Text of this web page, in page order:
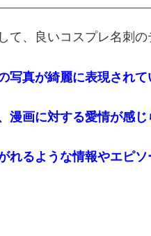
て、良いコスプレ名刺の
写真が綺麗に表現されて
漫画に対する愛情が感じ
れるような情報やエピ